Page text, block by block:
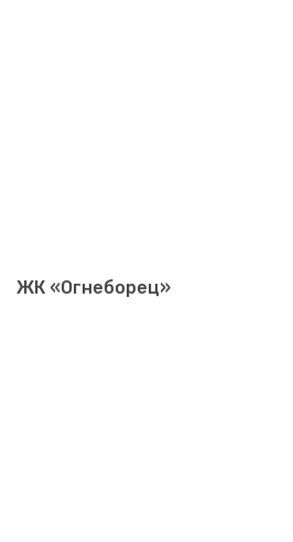
ЖК «Огнеборец»